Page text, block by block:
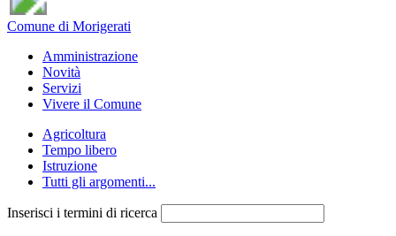
Comune di Morigerati
Amministrazione
Novità
Servizi
Vivere il Comune
Agricoltura
Tempo libero
Istruzione
Tutti gli argomenti...
Inserisci i termini di ricerca